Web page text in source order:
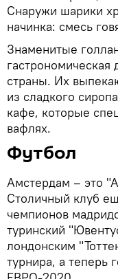
Снаружи шарики
начинка: смесь
Знаменитые
гастрономическая
страны. Их
из сладкого
кафе, которые
вафлях.
Футбол
Амстердам – это
Столичный клуб
чемпионов
туринский
лондонским
турнира, а теперь